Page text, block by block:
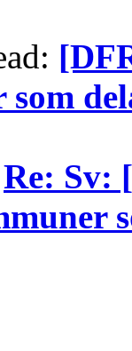
som
Re: Sv: